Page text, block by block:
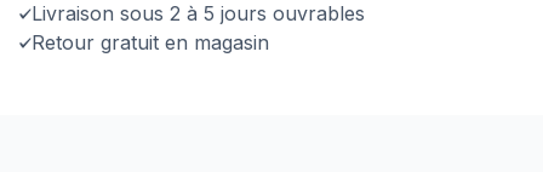
Livraison sous 2 à 5 jours ouvrables
Retour gratuit en magasin